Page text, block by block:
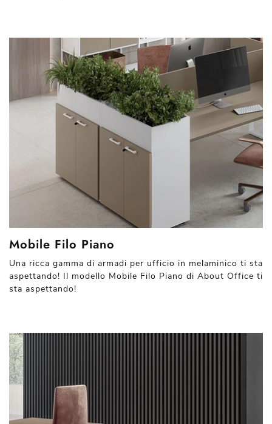
Mobile Filo Piano
Una ricca gamma di armadi per ufficio in melaminico ti sta
aspettando! Il modello Mobile Filo Piano di About Office ti
sta aspettando!